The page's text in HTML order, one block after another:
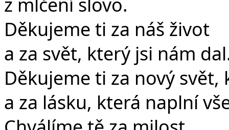
Děkujeme ti za náš život
a za svět, který jsi nám
Děkujeme ti za nový
a za lásku, která naplní